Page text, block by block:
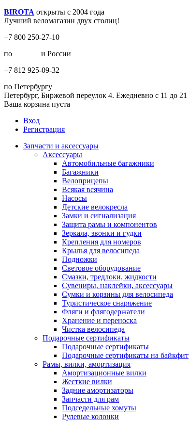
BIROTA открыты с 2004 года
Лучший веломагазин двух столиц!
+7 800 250-27-10
по
и России
+7 812 925-09-32
по Петербургу
Петербург, Биржевой переулок 4. Ежедневно с 11 до 21
Ваша корзина пуста
Вход
Регистрация
Запчасти и аксессуары
Аксессуары
Автомобильные багажники
Багажники
Велоприцепы
Всякая всячина
Насосы
Детские велокресла
Замки и сигнализация
Защита рамы и компонентов
Зеркала, звонки и гудки
Крепления для номеров
Крылья для велосипеда
Подножки
Световое оборудование
Смазки, тредлоки, жидкости
Сувениры, наклейки, аксессуары
Сумки и корзины для велосипеда
Туристическое снаряжение
Фляги и флягодержатели
Хранение и переноска
Чистка велосипеда
Подарочные сертификаты
Подарочные сертификаты
Подарочные сертификаты на байкфит
Рамы, вилки, амортизация
Амортизационные вилки
Жесткие вилки
Задние амортизаторы
Запчасти для рам
Подседельные хомуты
Рулевые колонки